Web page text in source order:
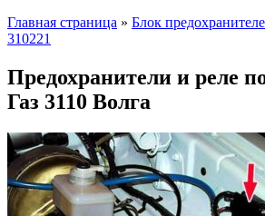
Главная страница » Блок
310221
Предохранители и реле
Газ 3110 Волга